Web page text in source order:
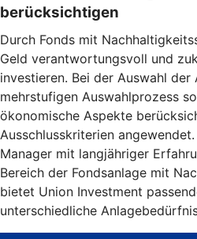
berücksichtigen
Durch Fonds mit
Geld verantwortungsvoll und
investieren. Bei der Auswahl der
mehrstufigen Auswahlprozess
ökonomische Aspekte
Ausschlusskriterien
Manager mit langjähriger
Bereich der Fondsanlage mit
bietet Union Investment
unterschiedliche